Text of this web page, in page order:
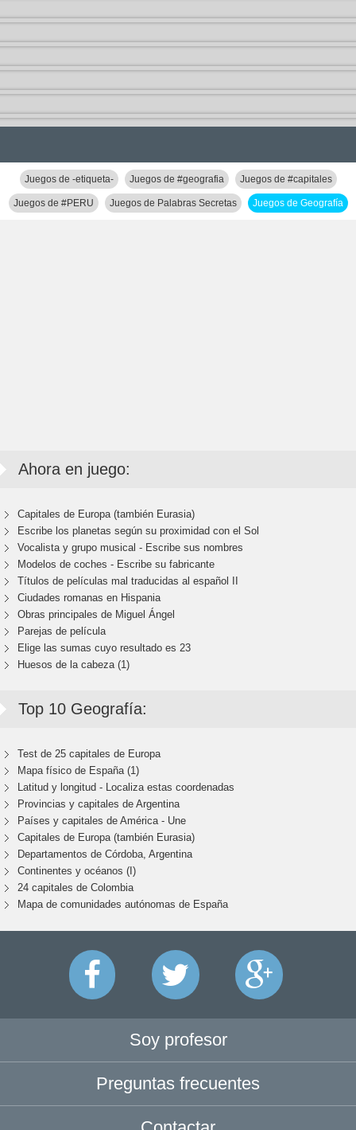
Juegos de -etiqueta- Juegos de #geografia Juegos de #capitales
Juegos de #PERU Juegos de Palabras Secretas Juegos de Geografía
Ahora en juego:
Capitales de Europa (también Eurasia)
Escribe los planetas según su proximidad con el Sol
Vocalista y grupo musical - Escribe sus nombres
Modelos de coches - Escribe su fabricante
Títulos de películas mal traducidas al español II
Ciudades romanas en Hispania
Obras principales de Miguel Ángel
Parejas de película
Elige las sumas cuyo resultado es 23
Huesos de la cabeza (1)
Top 10 Geografía:
Test de 25 capitales de Europa
Mapa físico de España (1)
Latitud y longitud - Localiza estas coordenadas
Provincias y capitales de Argentina
Países y capitales de América - Une
Capitales de Europa (también Eurasia)
Departamentos de Córdoba, Argentina
Continentes y océanos (I)
24 capitales de Colombia
Mapa de comunidades autónomas de España
Soy profesor
Preguntas frecuentes